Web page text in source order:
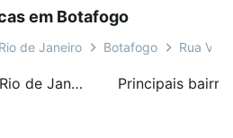
em Botafogo
de Janeiro Botafogo Rua
Principais bairros em Rio de Janeiro, RJ